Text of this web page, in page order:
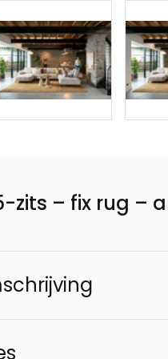
zits – fix rug –